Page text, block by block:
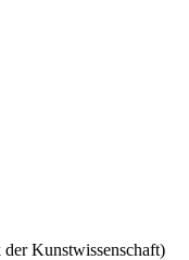
Kunstwissenschaft)